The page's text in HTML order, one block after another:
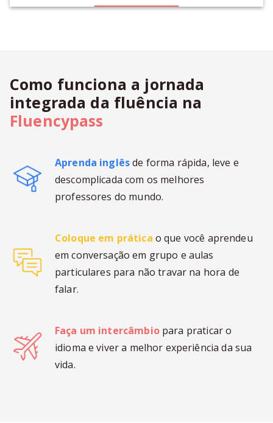
Como funciona a jornada
integrada da fluência na
Fluencypass
Aprenda inglêsde forma rápida, leve e
descomplicada com os melhores
professores do mundo.
Coloque em prática o que você aprendeu
em conversação em grupo e aulas
particulares para não travar na hora de
falar.
Faça um intercâmbio para praticar o
idioma e viver a melhor experiência da sua
vida.